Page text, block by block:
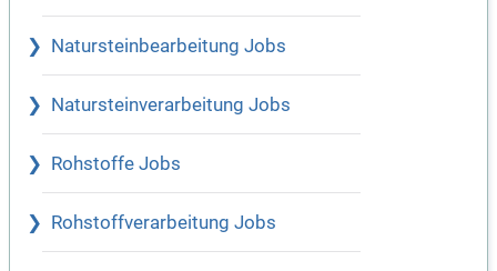
Natursteinbearbeitung Jobs
Natursteinverarbeitung Jobs
Rohstoffe Jobs
Rohstoffverarbeitung Jobs